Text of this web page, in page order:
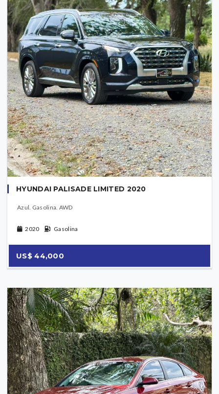
HYUNDAI PALISADE LIMITED 2020
Azul. Gasolina. AWD
2020 Gasolina
US$ 44,000